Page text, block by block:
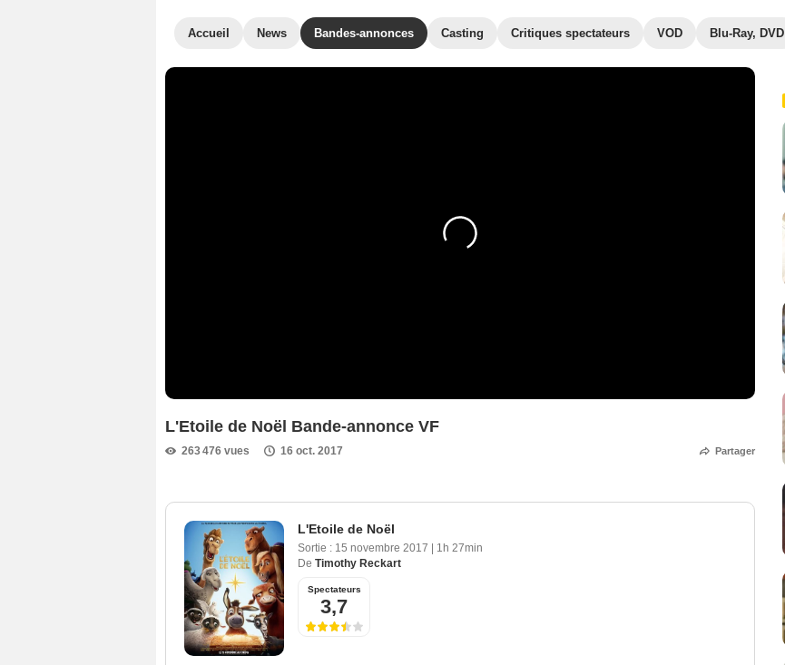
Accueil News Bandes-annonces Casting Critiques spectateurs VOD Blu-Ray, DVD
L'Etoile de Noël Bande-annonce VF
263 476 vues 16 oct. 2017 Partager
L'Etoile de Noël
Sortie : 15 novembre 2017
1h 27min
De Timothy Reckart
Spectateurs
3,7